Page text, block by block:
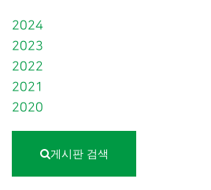
2024
2023
2022
2021
2020
게시판 검색